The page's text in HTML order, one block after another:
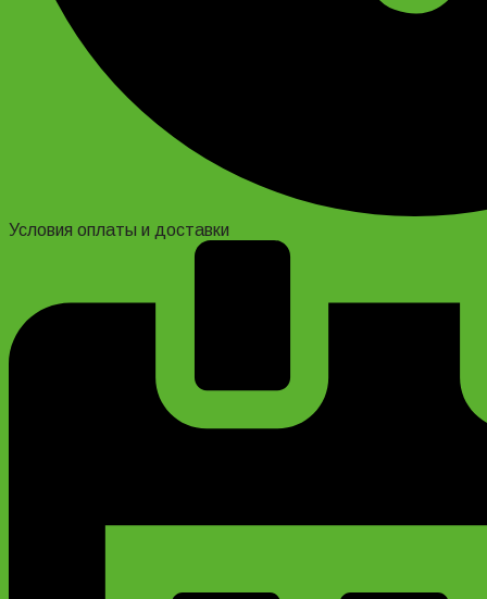
Условия оплаты и доставки